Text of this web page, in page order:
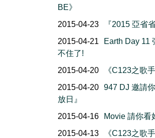
BE》
2015-04-23
『2015 亞省
2015-04-21
Earth Day 11
不住了!
2015-04-20
《C123之歌
2015-04-20 947 DJ 邀請
放日』
2015-04-16
Movie 請你
2015-04-13
《C123之歌